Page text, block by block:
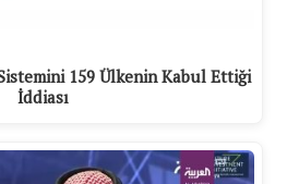
159 Ülkenin Kabul Ettiği
İddiası